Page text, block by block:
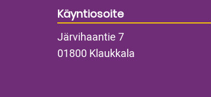
Elementit
Käyntiosoite
Järvihaantie 7
01800 Klaukkala